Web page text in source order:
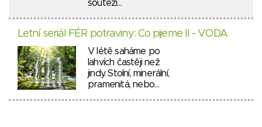
soutěží…
Letní seriál FÉR potraviny: Co pijeme II - VODA
V létě saháme po
lahvích častěji než
jindy. Stolní, minerální,
pramenitá, nebo…